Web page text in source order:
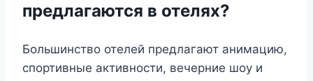
предлагаются в отелях?
Большинство отелей предлагают анимацию,
спортивные активности, вечерние шоу и